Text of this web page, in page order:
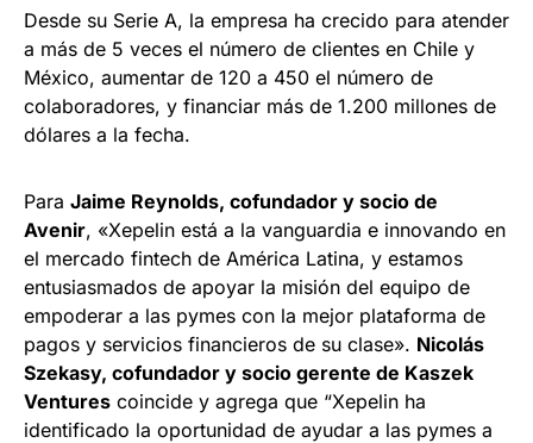
Desde su Serie A, la empresa ha crecido para atender
a más de 5 veces el número de clientes en Chile y
México, aumentar de 120 a 450 el número de
colaboradores, y financiar más de 1.200 millones de
dólares a la fecha.
Para Jaime Reynolds, cofundador y socio de
Avenir, «Xepelin está a la vanguardia e innovando en
el mercado fintech de América Latina, y estamos
entusiasmados de apoyar la misión del equipo de
empoderar a las pymes con la mejor plataforma de
pagos y servicios financieros de su clase». Nicolás
Szekasy, cofundador y socio gerente de Kaszek
Ventures coincide y agrega que “Xepelin ha
identificado la oportunidad de ayudar a las pymes a